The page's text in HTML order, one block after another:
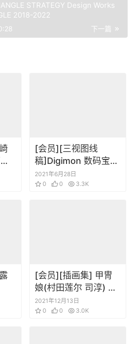
STRATEGY Design Works
2018-2022
下一篇
[会员][三视图线
稿]Digimon 数码宝贝
大冒险tri 数码暴龙 角
色三视图线稿场景设
2021年6月28日
0
0 3.3K
[会员][插画集] 甲冑
娘(村田莲尔 司淳) 青
の6号 Character
filegraphy azure
2021年12月13日
0
0 3.0K